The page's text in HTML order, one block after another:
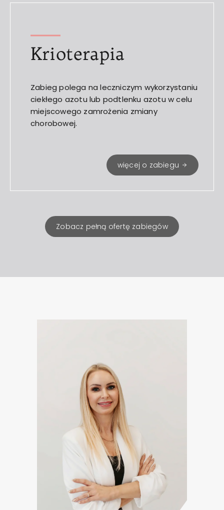
Krioterapia
Zabieg polega na leczniczym wykorzystaniu
ciekłego azotu lub podtlenku azotu w celu
miejscowego zamrożenia zmiany
chorobowej.
więcej o zabiegu
Zobacz pełną ofertę zabiegów